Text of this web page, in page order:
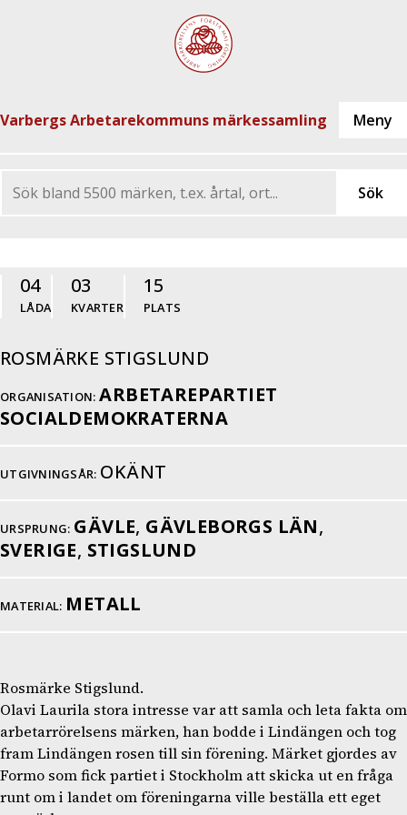
Varbergs Arbetarekommuns märkessamling
04
LÅDA
03
KVARTER
15
PLATS
ROSMÄRKE STIGSLUND
ORGANISATION: ARBETAREPARTIET
SOCIALDEMOKRATERNA
UTGIVNINGSÅR: OKÄNT
URSPRUNG: GÄVLE, GÄVLEBORGS LÄN,
SVERIGE, STIGSLUND
MATERIAL: METALL
Rosmärke Stigslund.
Olavi Laurila stora intresse var att samla och leta fakta om
arbetarrörelsens märken, han bodde i Lindängen och tog
fram Lindängen rosen till sin förening. Märket gjordes av
Formo som fick partiet i Stockholm att skicka ut en fråga
runt om i landet om föreningarna ville beställa ett eget